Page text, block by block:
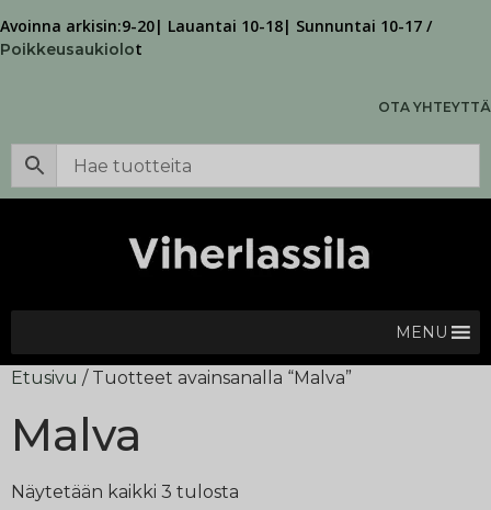
Avoinna arkisin:9-20| Lauantai 10-18| Sunnuntai 10-17 /
Poikkeusaukiolot
OTA YHTEYTTÄ
MENU
Etusivu / Tuotteet avainsanalla “Malva”
Malva
Näytetään kaikki 3 tulosta